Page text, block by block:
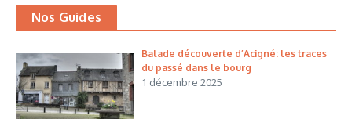
Nos Guides
Balade découverte d’Acigné: les traces
du passé dans le bourg
1 décembre 2025